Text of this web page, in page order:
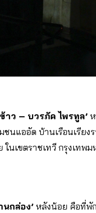
ข้าว – บวรภัค ไพรทูล’
ชนแออัด บ้านเรือนเรีย
ในเขตราชเทวี กรุงเท
นกล่อง’ หลังน้อย คือที่พั